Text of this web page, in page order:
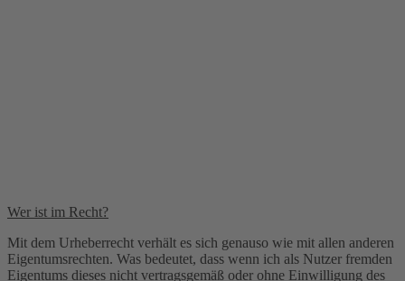
Wer ist im Recht?
Mit dem Urheberrecht verhält es sich genauso wie mit allen anderen
Eigentumsrechten. Was bedeutet, dass wenn ich als Nutzer fremden
Eigentums dieses nicht vertragsgemäß oder ohne Einwilligung des